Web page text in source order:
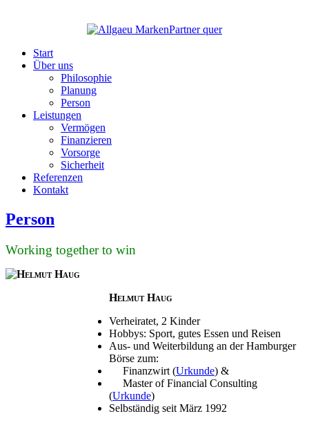
Start
Über uns
Philosophie
Planung
Person
Leistungen
Vermögen
Finanzieren
Vorsorge
Sicherheit
Referenzen
Kontakt
Person
Working together to win
Helmut Haug
Verheiratet, 2 Kinder
Hobbys: Sport, gutes Essen und Reisen
Aus- und Weiterbildung an der Hamburger
Börse zum:
Finanzwirt (Urkunde) &
Master of Financial Consulting
(Urkunde)
Selbständig seit März 1992